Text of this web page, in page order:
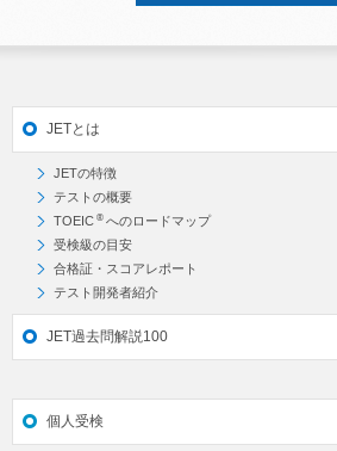
JETとは
JETの特徴
テストの概要
TOEIC ® へのロードマップ
受検級の目安
合格証・スコアレポート
テスト開発者紹介
JET過去問解説100
個人受検